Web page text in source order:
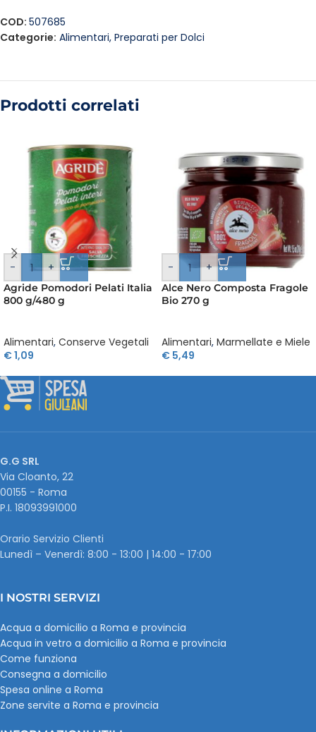
COD: 507685
Categorie: Alimentari, Preparati per Dolci
Prodotti correlati
- +
Agride Pomodori Pelati Italia
800 g/480 g
Alimentari, Conserve Vegetali
€1,09
- +
Alce Nero Composta Fragole
Bio 270 g
Alimentari, Marmellate e Miele
€ 5,49
G.G SRL
Via Cloanto, 22
00155 - Roma
P.I. ‭18093991000
Orario Servizio Clienti
Lunedì – Venerdì: 8:00 - 13:00 | 14:00 - 17:00
I NOSTRI SERVIZI
Acqua a domicilio a Roma e provincia
Acqua in vetro a domicilio a Roma e provincia
Come funziona
Consegna a domicilio
Spesa online a Roma
Zone servite a Roma e provincia